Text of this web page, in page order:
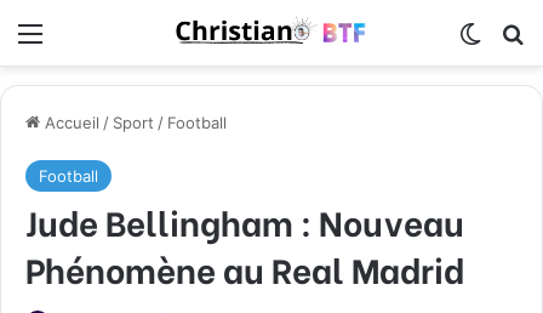
Accueil / Sport / Football
Football
Jude Bellingham : Nouveau
Phénomène au Real Madrid